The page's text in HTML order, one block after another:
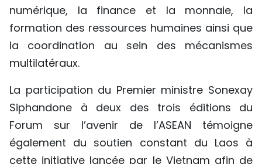
numérique, la finance et la monnaie, la
formation des ressources humaines ainsi que
la coordination au sein des mécanismes
multilatéraux.
La participation du Premier ministre Sonexay
Siphandone à deux des trois éditions du
Forum sur l’avenir de l’ASEAN témoigne
également du soutien constant du Laos à
cette initiative lancée par le Vietnam afin de